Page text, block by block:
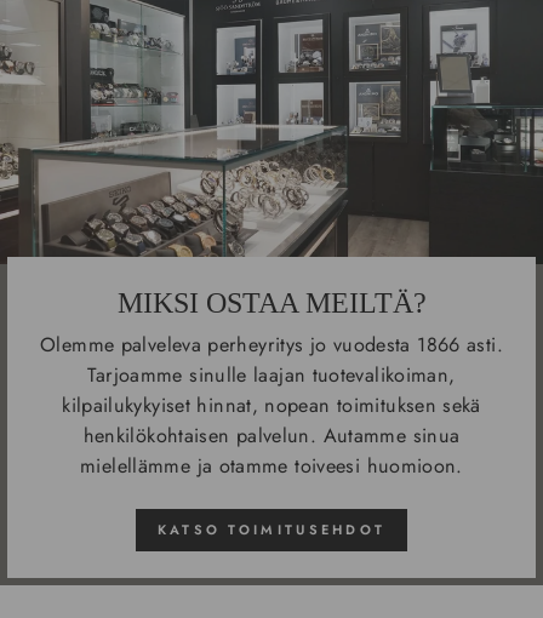
MIKSI OSTAA MEILTÄ?
Olemme palveleva perheyritys jo vuodesta 1866 asti.
Tarjoamme sinulle laajan tuotevalikoiman,
kilpailukykyiset hinnat, nopean toimituksen sekä
henkilökohtaisen palvelun. Autamme sinua
mielellämme ja otamme toiveesi huomioon.
KATSO TOIMITUSEHDOT